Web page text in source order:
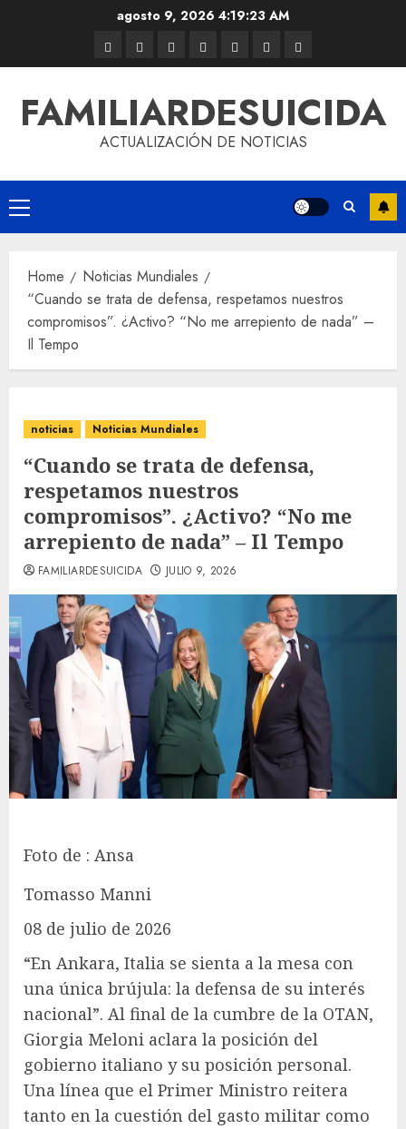
agosto 9, 2026 4:19:23 AM
FAMILIARDESUICIDA
ACTUALIZACIÓN DE NOTICIAS
Home
Noticias Mundiales
“Cuando se trata de defensa, respetamos nuestros
compromisos”. ¿Activo? “No me arrepiento de nada” –
Il Tempo
noticias Noticias Mundiales
“Cuando se trata de defensa,
respetamos nuestros
compromisos”. ¿Activo? “No me
arrepiento de nada” – Il Tempo
FAMILIARDESUICIDA JULIO 9, 2026
Foto de : Ansa
Tomasso Manni
08 de julio de 2026
“En Ankara, Italia se sienta a la mesa con
una única brújula: la defensa de su interés
nacional”. Al final de la cumbre de la OTAN,
Giorgia Meloni aclara la posición del
gobierno italiano y su posición personal.
Una línea que el Primer Ministro reitera
tanto en la cuestión del gasto militar como